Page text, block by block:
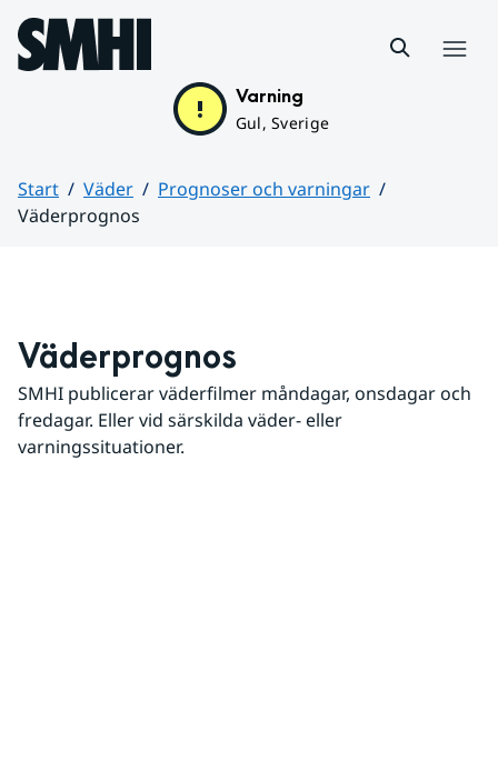
Hoppa till sidans innehåll
Varning
Gul, Sverige
Start Väder
Prognoser och varningar
Väderprognos
Väderprognos
SMHI publicerar väderfilmer måndagar, onsdagar och
fredagar. Eller vid särskilda väder- eller
varningssituationer.